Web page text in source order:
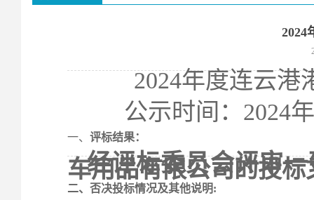
2024
2024年度连云港
公示时间： 2024年
一、 评标结果：
经评标委员会评审
车用品有限公司的投
二、否决投标情况及其他说明: